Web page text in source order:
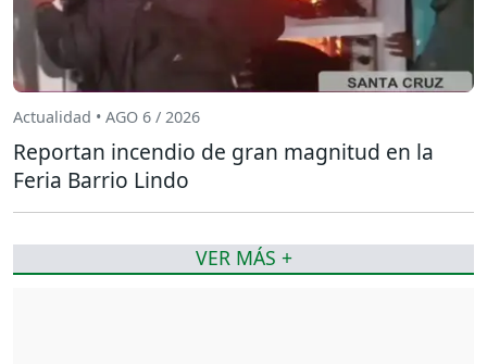
Actualidad • AGO 6 / 2026
Reportan incendio de gran magnitud en la
Feria Barrio Lindo
VER MÁS +